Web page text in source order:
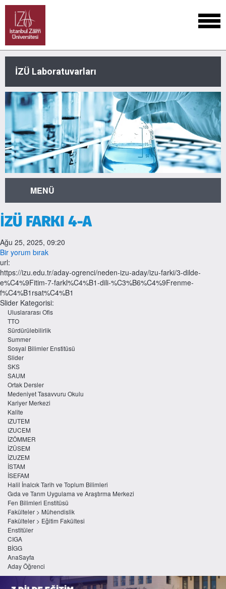
İZÜ Laboratuvarları
MENÜ
İZÜ FARKI 4-A
Ağu 25, 2025, 09:20
Bir yorum bırak
url:
https://izu.edu.tr/aday-ogrenci/neden-izu-aday/izu-farki/3-dilde-
e%C4%9Fitim-7-farkl%C4%B1-dili-%C3%B6%C4%9Frenme-
f%C4%B1rsat%C4%B1
Slider Kategorisi:
Uluslararası Ofis
TTO
Sürdürülebilirlik
Summer
Sosyal Bilimler Enstitüsü
Slider
SKS
SAUM
Ortak Dersler
Medeniyet Tasavvuru Okulu
Kariyer Merkezi
Kalite
IZUTEM
IZUCEM
İZÖMMER
İZÜSEM
İZUZEM
İSTAM
İSEFAM
Halil İnalcık Tarih ve Toplum Bilimleri
Gıda ve Tarım Uygulama ve Araştırma Merkezi
Fen Bilimleri Enstitüsü
Fakülteler > Mühendislik
Fakülteler > Eğitim Fakültesi
Enstitüler
CIGA
BİGG
AnaSayfa
Aday Öğrenci